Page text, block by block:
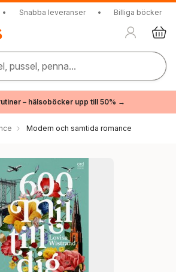
• Snabba leveranser • Billiga böcker
pussel, penna...
– hälsoböcker upp till 50% →
Modern och samtida romance